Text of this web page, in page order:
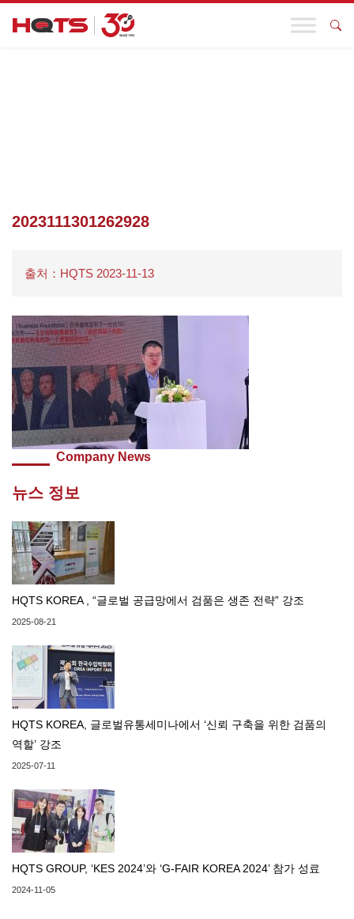
2023111301262928
출처：HQTS 2023-11-13
Company News
뉴스 정보
HQTS KOREA , “글로벌 공급망에서 검품은 생존 전략” 강조
2025-08-21
HQTS KOREA, 글로벌유통세미나에서 ‘신뢰 구축을 위한 검품의
역할’ 강조
2025-07-11
HQTS GROUP, ‘KES 2024’와 ‘G-FAIR KOREA 2024’ 참가 성료
2024-11-05